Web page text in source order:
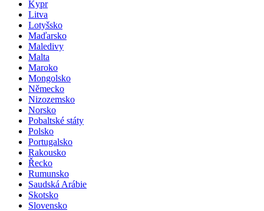
Korsika
Kypr
Litva
Lotyšsko
Maďarsko
Maledivy
Malta
Maroko
Mongolsko
Německo
Nizozemsko
Norsko
Pobaltské státy
Polsko
Portugalsko
Rakousko
Řecko
Rumunsko
Saudská Arábie
Skotsko